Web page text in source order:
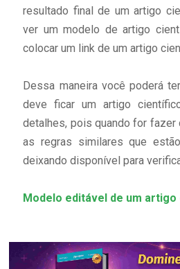
resultado final de um artigo
ver um modelo de artigo
colocar um link de um artigo
Dessa maneira você poderá
deve ficar um artigo
detalhes, pois quando for
as regras similares que
deixando disponível para
Modelo editável de um